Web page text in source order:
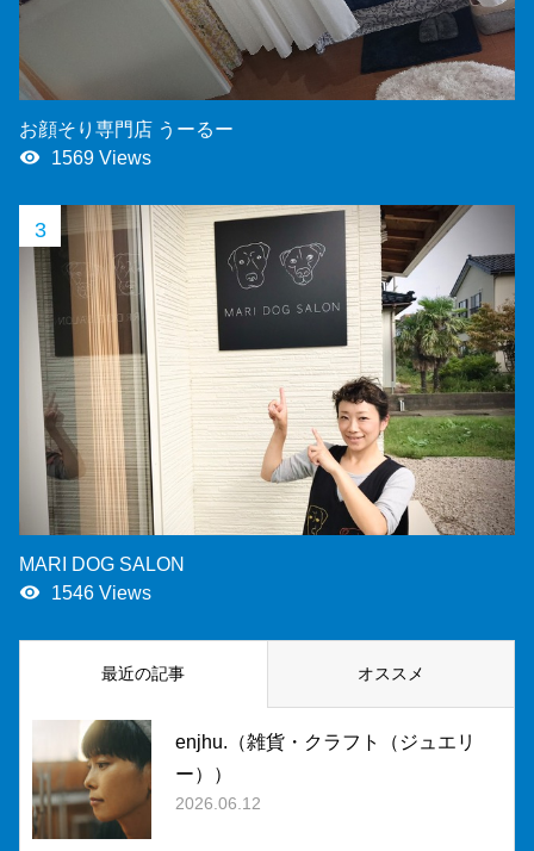
お顔そり専門店 うーるー
remove_red_eye 1569 Views
3
MARI DOG SALON
remove_red_eye 1546 Views
最近の記事 オススメ
enjhu.（雑貨・クラフト（ジュエリ
ー））
2026.06.12